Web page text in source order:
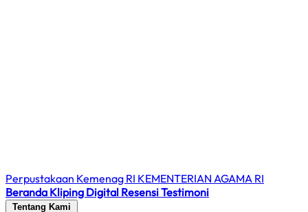
Perpustakaan Kemenag RI KEMENTERIAN AGAMA RI
Beranda Kliping Digital ResensiTestimoni
Tentang Kami